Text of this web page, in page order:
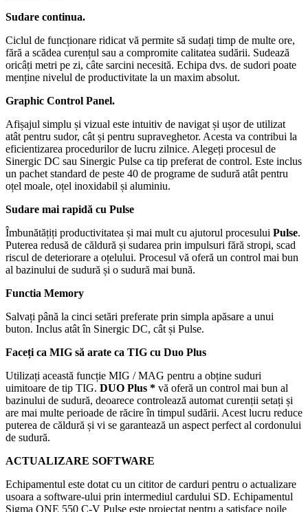
Sudare continua.
Ciclul de funcționare ridicat vă permite să sudați timp de multe ore,
fără a scădea curențul sau a compromite calitatea sudării. Sudează
oricâți metri pe zi, câte sarcini necesită. Echipa dvs. de sudori poate
menține nivelul de productivitate la un maxim absolut.
Graphic Control Panel.
Afișajul simplu și vizual este intuitiv de navigat și ușor de utilizat
atât pentru sudor, cât și pentru supraveghetor. Acesta va contribui la
eficientizarea procedurilor de lucru zilnice. Alegeți procesul de
Sinergic DC sau Sinergic Pulse ca tip preferat de control. Este inclus
un pachet standard de peste 40 de programe de sudură atât pentru
oțel moale, oțel inoxidabil și aluminiu.
Sudare mai rapidă cu Pulse
Îmbunătățiți productivitatea și mai mult cu ajutorul procesului Pulse.
Puterea redusă de căldură și sudarea prin impulsuri fără stropi, scad
riscul de deteriorare a oțelului. Procesul vă oferă un control mai bun
al bazinului de sudură și o sudură mai bună.
Functia Memory
Salvați până la cinci setări preferate prin simpla apăsare a unui
buton. Inclus atât în Sinergic DC, cât și Pulse.
Faceți ca MIG să arate ca TIG cu Duo Plus
Utilizați această funcție MIG / MAG pentru a obține suduri
uimitoare de tip TIG. DUO Plus * vă oferă un control mai bun al
bazinului de sudură, deoarece controlează automat curenții setați și
are mai multe perioade de răcire în timpul sudării. Acest lucru reduce
puterea de căldură și vi se garantează un aspect perfect al cordonului
de sudură.
ACTUALIZARE SOFTWARE
Echipamentul este dotat cu un cititor de carduri pentru o actualizare
usoara a software-ului prin intermediul cardului SD. Echipamentul
Sigma ONE 550 C-V Pulse este proiectat pentru a satisface noile